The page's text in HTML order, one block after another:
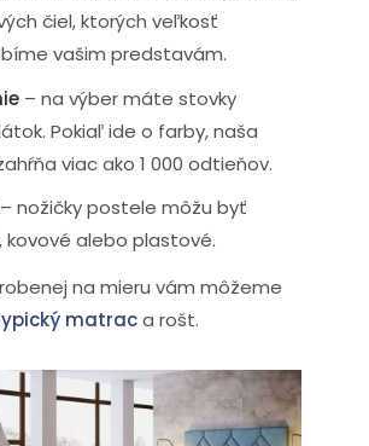
čiel, ktorých veľkosť
vašim predstavám.
– na výber máte stovky
Pokiaľ ide o farby, naša
viac ako 1 000 odtieňov.
– nožičky postele môžu byť
kovové alebo plastové.
na mieru vám môžeme
matraca rošt.